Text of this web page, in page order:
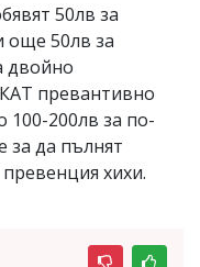
50лв за
още 50лв за
двойно
превантивно
200лв за по-
за да пълнят
хихи.